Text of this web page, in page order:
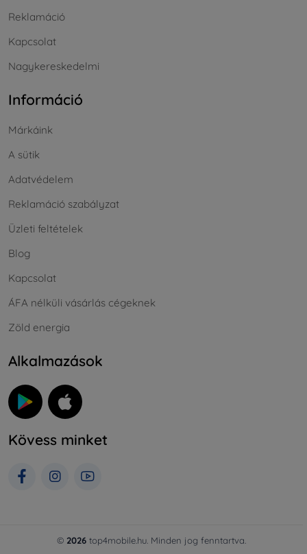
Reklamáció
Kapcsolat
Nagykereskedelmi
Információ
Márkáink
A sütik
Adatvédelem
Reklamáció szabályzat
Üzleti feltételek
Blog
Kapcsolat
ÁFA nélküli vásárlás cégeknek
Zöld energia
Alkalmazások
Kövess minket
© 2026 top4mobile.hu. Minden jog fenntartva.